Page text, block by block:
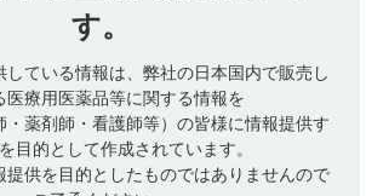
ての項目を対象
又は質問を入力してQ&Aサイト内を検索
す。
している情報は、弊社の日本国内で販売し
医療用医薬品等に関する情報を
・薬剤師・看護師等）の皆様に情報提供す
目的として作成されています。
提供を目的としたものではありませんので